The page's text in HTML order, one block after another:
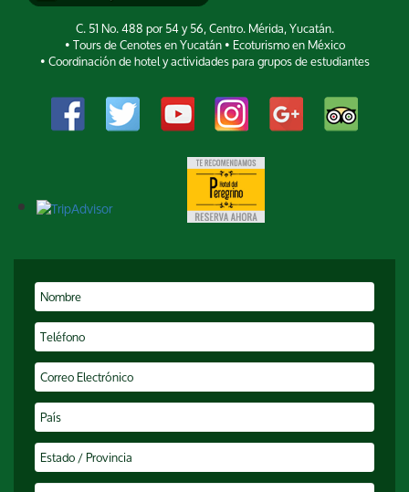
C. 51 No. 488 por 54 y 56, Centro. Mérida, Yucatán.
• Tours de Cenotes en Yucatán • Ecoturismo en México
• Coordinación de hotel y actividades para grupos de estudiantes